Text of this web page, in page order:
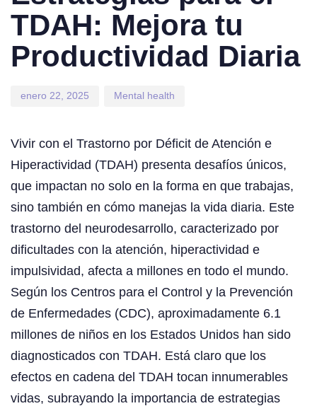
TDAH: Mejora tu
Productividad Diaria
enero 22, 2025 Mental health
Vivir con el Trastorno por Déficit de Atención e
Hiperactividad (TDAH) presenta desafíos únicos,
que impactan no solo en la forma en que trabajas,
sino también en cómo manejas la vida diaria. Este
trastorno del neurodesarrollo, caracterizado por
dificultades con la atención, hiperactividad e
impulsividad, afecta a millones en todo el mundo.
Según los Centros para el Control y la Prevención
de Enfermedades (CDC), aproximadamente 6.1
millones de niños en los Estados Unidos han sido
diagnosticados con TDAH. Está claro que los
efectos en cadena del TDAH tocan innumerables
vidas, subrayando la importancia de estrategias